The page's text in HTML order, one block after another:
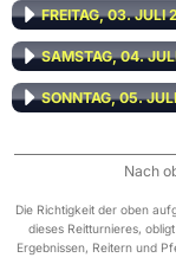
FREITAG, 03. JULI
SAMSTAG, 04.
SONNTAG, 05.
Nach
Die Richtigkeit der oben
dieses Reitturnieres,
Ergebnissen, Reitern und